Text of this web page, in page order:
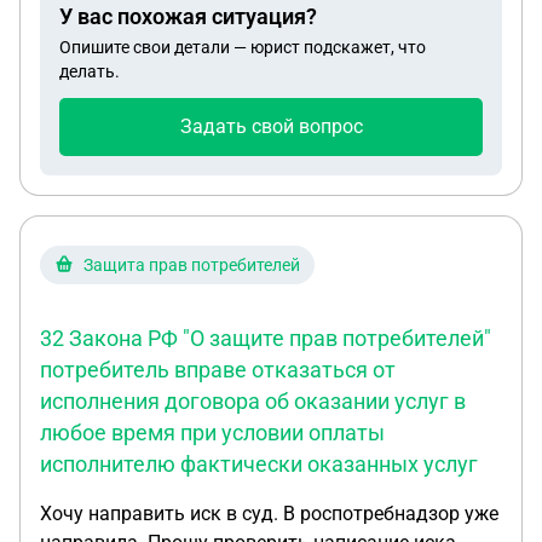
У вас похожая ситуация?
Опишите свои детали — юрист подскажет, что
делать.
Задать свой вопрос
Защита прав потребителей
32 Закона РФ "О защите прав потребителей"
потребитель вправе отказаться от
исполнения договора об оказании услуг в
любое время при условии оплаты
исполнителю фактически оказанных услуг
Хочу направить иск в суд. В роспотребнадзор уже